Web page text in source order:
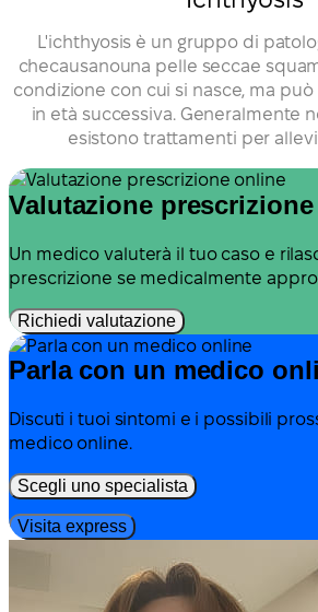
L'ichthyosis è un gruppo di
checausanouna pelle seccae
condizione con cui si nasce, ma
in età successiva. Generalmente
esistono trattamenti per
Valutazione
Un medico valuterà il tuo caso e
prescrizione se medicalmente
Richiedi valutazione
Parla con un medico
Discuti i tuoi sintomi e i possibili
medico online.
Scegli uno specialista
Visita express